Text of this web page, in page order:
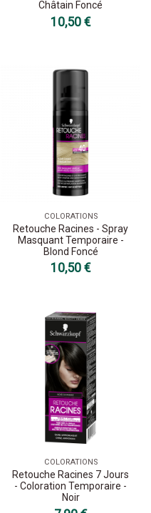
Châtain Foncé
10,50 €
COLORATIONS
Retouche Racines - Spray
Masquant Temporaire -
Blond Foncé
10,50 €
COLORATIONS
Retouche Racines 7 Jours
- Coloration Temporaire -
Noir